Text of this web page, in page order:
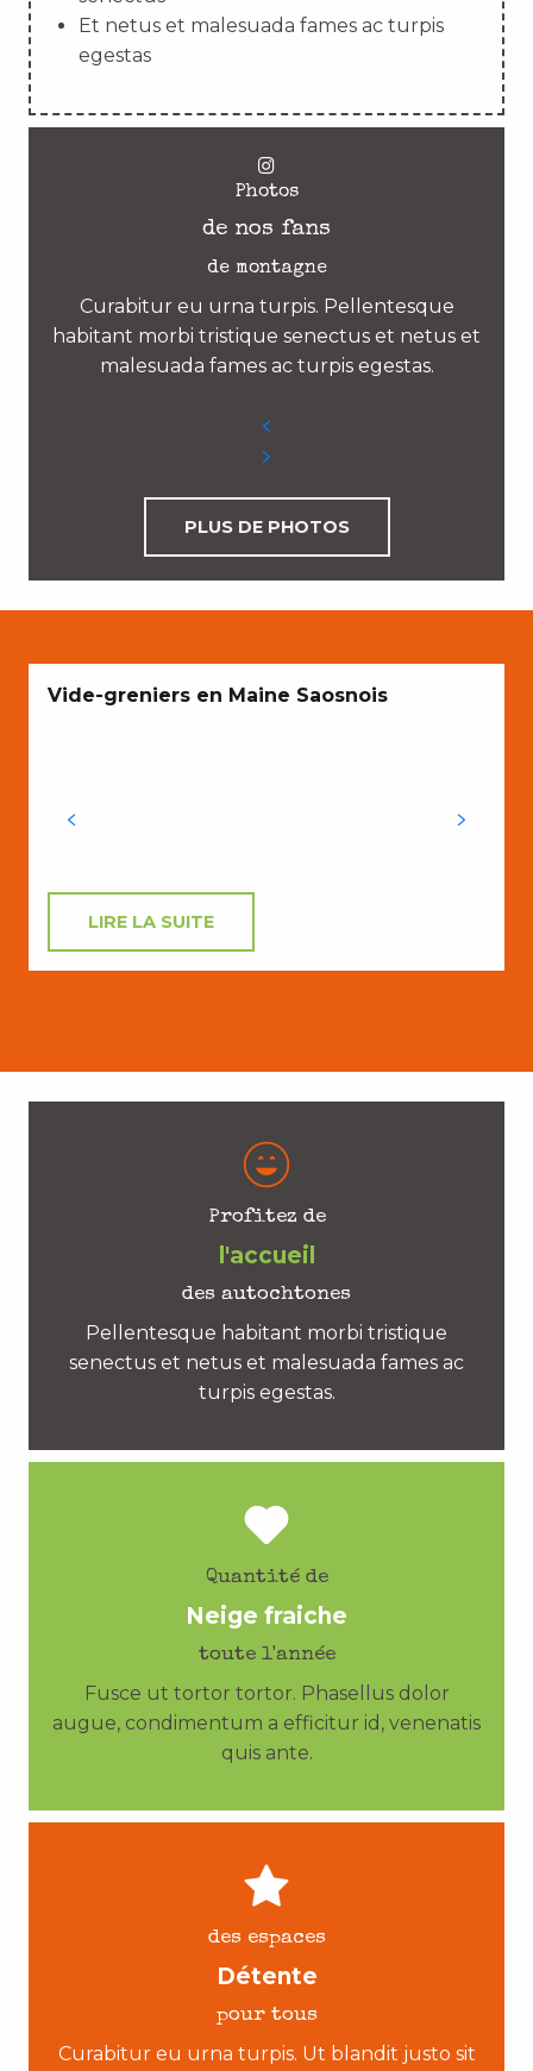
Et netus et malesuada fames ac turpis
egestas
Photos
de nos fans
de montagne
Curabitur eu urna turpis. Pellentesque
habitant morbi tristique senectus et netus et
malesuada fames ac turpis egestas.
PLUS DE PHOTOS
Vide-greniers en Maine Saosnois
LIRE LA SUITE
Profitez de
l'accueil
des autochtones
Pellentesque habitant morbi tristique
senectus et netus et malesuada fames ac
turpis egestas.
Quantité de
Neige fraiche
toute l'année
Fusce ut tortor tortor. Phasellus dolor
augue, condimentum a efficitur id, venenatis
quis ante.
des espaces
Détente
pour tous
Curabitur eu urna turpis. Ut blandit justo sit